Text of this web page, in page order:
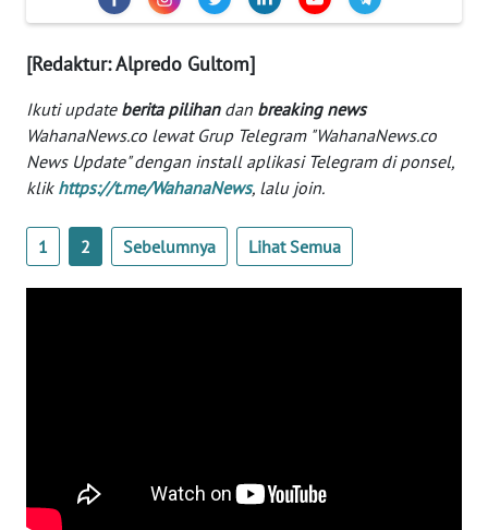
[Redaktur: Alpredo Gultom]
Ikuti update berita pilihandan breaking news
WahanaNews.co lewat Grup Telegram "WahanaNews.co
News Update" dengan install aplikasi Telegram di ponsel,
klik https://t.me/WahanaNews, lalu join.
1 2 Sebelumnya Lihat Semua
Informasi
INDEKS
BERITA
KONTAK
KAMI
SIBER